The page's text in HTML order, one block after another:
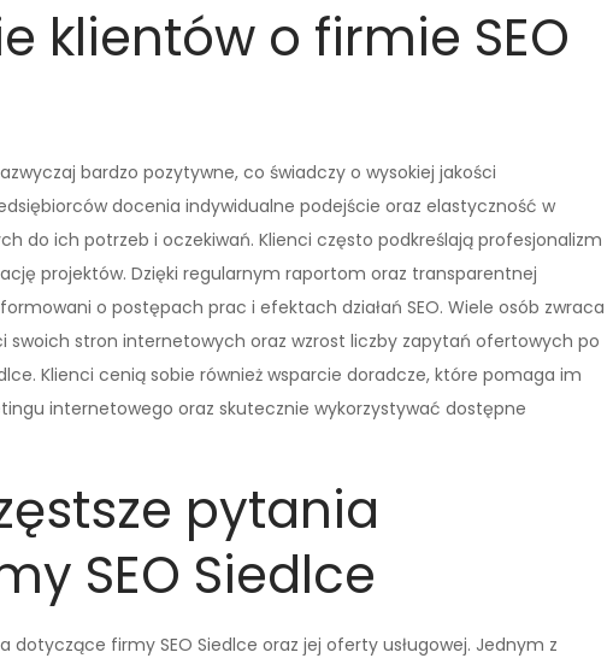
klientów o firmie SEO
bardzo pozytywne, co świadczy o wysokiej jakości
docenia indywidualne podejście oraz elastyczność w
do ich potrzeb i oczekiwań. Klienci często podkreślają profesjonalizm
projektów. Dzięki regularnym raportom oraz transparentnej
o postępach prac i efektach działań SEO. Wiele osób zwraca
swoich stron internetowych oraz wzrost liczby zapytań ofertowych po
Klienci cenią sobie również wsparcie doradcze, które pomaga im
internetowego oraz skutecznie wykorzystywać dostępne
pytania
SEO Siedlce
firmy SEO Siedlce oraz jej oferty usługowej. Jednym z